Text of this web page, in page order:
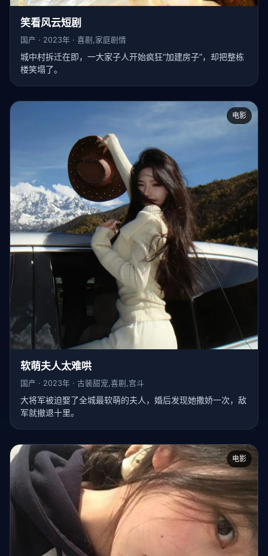
笑看风云短剧
国产 · 2023年 · 喜剧,家庭剧情
城中村拆迁在即，一大家子人开始疯狂“加建房子”，却把整栋
楼笑塌了。
电影
软萌夫人太难哄
国产 · 2023年 · 古装甜宠,喜剧,宫斗
大将军被迫娶了全城最软萌的夫人，婚后发现她撒娇一次，敌
军就撤退十里。
电影